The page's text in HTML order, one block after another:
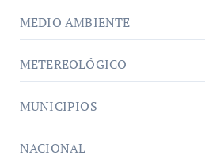
MEDIO AMBIENTE
METEREOLÓGICO
MUNICIPIOS
NACIONAL